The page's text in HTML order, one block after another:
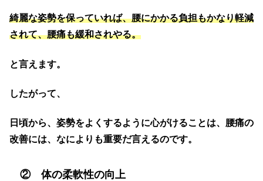
綺麗な姿勢を保っていれば、腰にかかる負担もかなり軽減
されて、腰痛も緩和されやる。
と言えます。
したがって、
日頃から、姿勢をよくするように心がけることは、腰痛の
改善には、なによりも重要だ言えるのです。
② 体の柔軟性の向上